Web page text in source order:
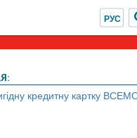
кредитну картку